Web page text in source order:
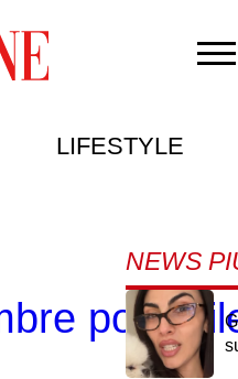
LIFESTYLE
NEWS